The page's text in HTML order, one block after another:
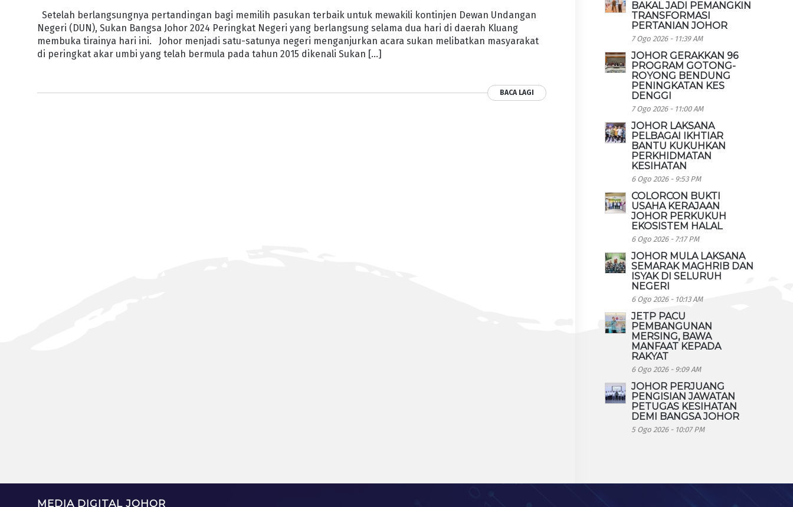
Setelah berlangsungnya pertandingan bagi memilih pasukan terbaik untuk mewakili kontinjen Dewan Undangan
Negeri (DUN), Sukan Bangsa Johor 2024 Peringkat Negeri yang berlangsung selama dua hari di daerah Kluang
membuka tirainya hari ini. Johor menjadi satu-satunya negeri menganjurkan acara sukan melibatkan masyarakat
di peringkat akar umbi yang telah bermula pada tahun 2015 dikenali Sukan […]
BACA LAGI
BAKAL JADI PEMANGKIN
TRANSFORMASI
PERTANIAN JOHOR
7 Ogo 2026 - 11:39 AM
JOHOR GERAKKAN 96
PROGRAM GOTONG-
ROYONG BENDUNG
PENINGKATAN KES
DENGGI
7 Ogo 2026 - 11:00 AM
JOHOR LAKSANA
PELBAGAI IKHTIAR
BANTU KUKUHKAN
PERKHIDMATAN
KESIHATAN
6 Ogo 2026 - 9:53 PM
COLORCON BUKTI
USAHA KERAJAAN
JOHOR PERKUKUH
EKOSISTEM HALAL
6 Ogo 2026 - 7:17 PM
JOHOR MULA LAKSANA
SEMARAK MAGHRIB DAN
ISYAK DI SELURUH
NEGERI
6 Ogo 2026 - 10:13 AM
JETP PACU
PEMBANGUNAN
MERSING, BAWA
MANFAAT KEPADA
RAKYAT
6 Ogo 2026 - 9:09 AM
JOHOR PERJUANG
PENGISIAN JAWATAN
PETUGAS KESIHATAN
DEMI BANGSA JOHOR
5 Ogo 2026 - 10:07 PM
MEDIA DIGITAL JOHOR